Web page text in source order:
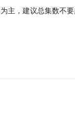
主，建议总集数不